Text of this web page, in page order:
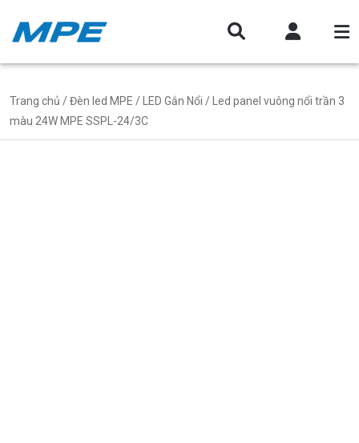
Trang chủ /Đèn led MPE / LED Gắn Nổi / Led panel vuông nổi trần 3
màu 24W MPE SSPL-24/3C